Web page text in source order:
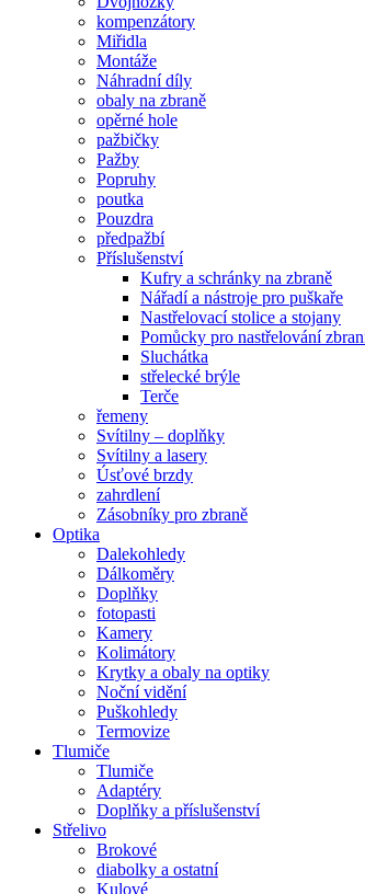
kompenzátory
Miřidla
Montáže
Náhradní díly
obaly na zbraně
opěrné hole
pažbičky
Pažby
Popruhy
poutka
Pouzdra
předpažbí
Příslušenství
Kufry a schránky na zbraně
Nářadí a nástroje pro puškaře
Nastřelovací stolice a stojany
Pomůcky pro nastřelování
Sluchátka
střelecké brýle
Terče
řemeny
Svítilny – doplňky
Svítilny a lasery
Úsťové brzdy
zahrdlení
Zásobníky pro zbraně
Optika
Dalekohledy
Dálkoměry
Doplňky
fotopasti
Kamery
Kolimátory
Krytky a obaly na optiky
Noční vidění
Puškohledy
Termovize
Tlumiče
Tlumiče
Adaptéry
Doplňky a příslušenství
Střelivo
Brokové
diabolky a ostatní
Kulové